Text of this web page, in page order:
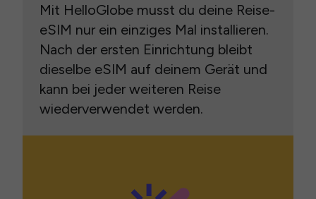
Mit HelloGlobe musst du deine Reise-
eSIM nur ein einziges Mal installieren.
Nach der ersten Einrichtung bleibt
dieselbe eSIM auf deinem Gerät und
kann bei jeder weiteren Reise
wiederverwendet werden.